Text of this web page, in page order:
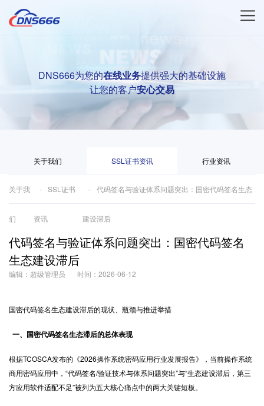
DNS666为您的在线业务提供强大的基础设施
让您的客户安心交易
关于我们 SSL证书资讯 行业资讯
关于我
们
SSL证书
资讯
代码签名与验证体系问题突出：国密代码签名生态
建设滞后
代码签名与验证体系问题突出：国密代码签名
生态建设滞后
编辑：超级管理员 时间：2026-06-12
国密代码签名生态建设滞后的现状、瓶颈与推进举措
一、国密代码签名生态滞后的总体表现
根据TCOSCA发布的《2026操作系统密码应用行业发展报告》，当前操作系统
商用密码应用中，“代码签名/验证技术与体系问题突出”与“生态建设滞后，第三
方应用软件适配不足”被列为五大核心痛点中的两大关键短板。